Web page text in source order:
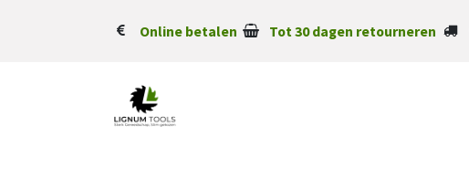
Online betalen Tot 30 dagen retourneren